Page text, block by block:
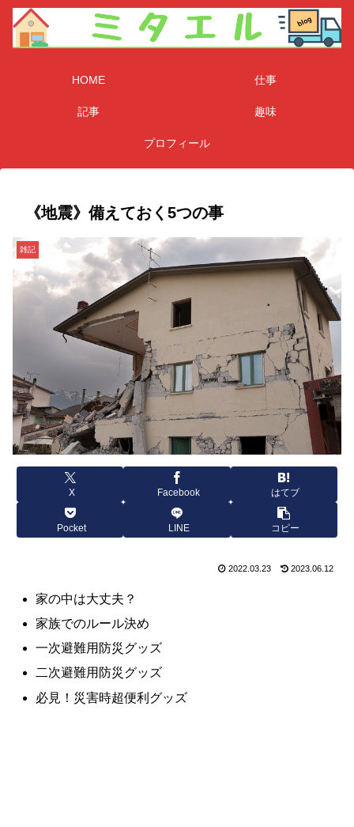
HOME 仕事
記事 趣味
プロフィール
《地震》備えておく5つの事
雑記
X Facebook はてブ
Pocket LINE コピー
2022.03.23 2023.06.12
家の中は大丈夫？
家族でのルール決め
一次避難用防災グッズ
二次避難用防災グッズ
必見！災害時超便利グッズ